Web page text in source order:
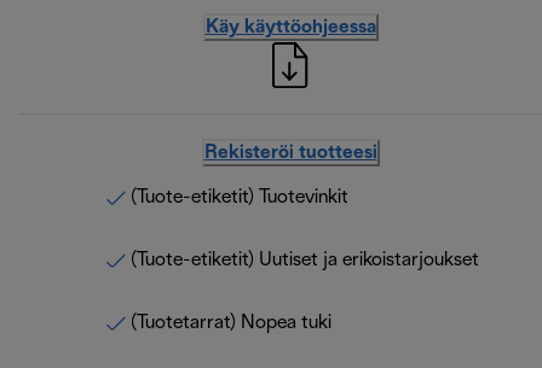
Käy käyttöohjeessa
Rekisteröi tuotteesi
(Tuote-etiketit) Tuotevinkit
(Tuote-etiketit) Uutiset ja erikoistarjoukset
(Tuotetarrat) Nopea tuki